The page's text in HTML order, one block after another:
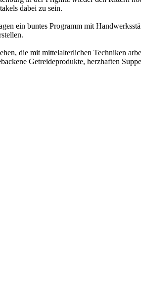
dabei zu sein.
ein buntes Programm mit
die mit mittelalterlichen Techniken
Getreideprodukte, herzhaften